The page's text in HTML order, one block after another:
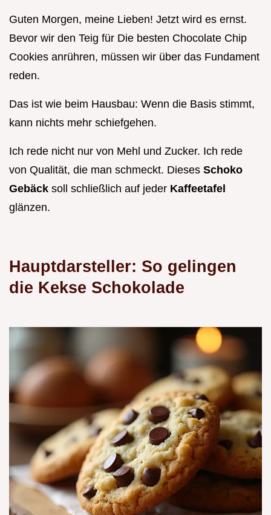
Guten Morgen, meine Lieben! Jetzt wird es ernst.
Bevor wir den Teig für Die besten Chocolate Chip
Cookies anrühren, müssen wir über das Fundament
reden.
Das ist wie beim Hausbau: Wenn die Basis stimmt,
kann nichts mehr schiefgehen.
Ich rede nicht nur von Mehl und Zucker. Ich rede
von Qualität, die man schmeckt. Dieses Schoko
Gebäck soll schließlich auf jeder Kaffeetafel
glänzen.
Hauptdarsteller: So gelingen
die Kekse Schokolade